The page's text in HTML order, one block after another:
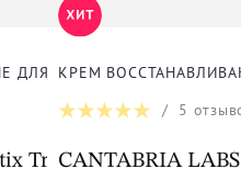
ДЛЯ ТЕЛА
Tri-Active Spray Anti-
КРЕМ
/ 5
CANTABRIA